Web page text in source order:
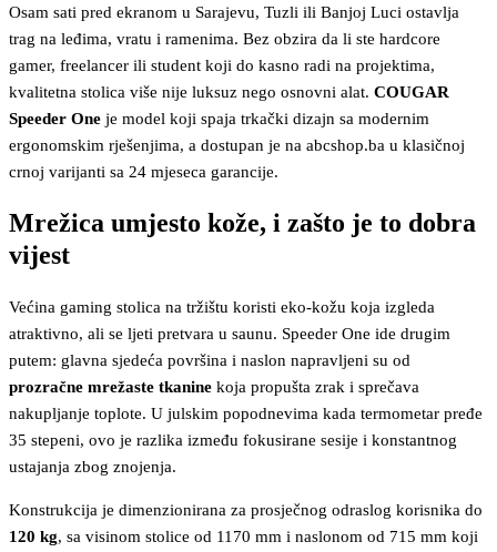
Osam sati pred ekranom u Sarajevu, Tuzli ili Banjoj Luci ostavlja
trag na leđima, vratu i ramenima. Bez obzira da li ste hardcore
gamer, freelancer ili student koji do kasno radi na projektima,
kvalitetna stolica više nije luksuz nego osnovni alat. COUGAR
Speeder One je model koji spaja trkački dizajn sa modernim
ergonomskim rješenjima, a dostupan je na abcshop.ba u klasičnoj
crnoj varijanti sa 24 mjeseca garancije.
Mrežica umjesto kože, i zašto je to dobra
vijest
Većina gaming stolica na tržištu koristi eko-kožu koja izgleda
atraktivno, ali se ljeti pretvara u saunu. Speeder One ide drugim
putem: glavna sjedeća površina i naslon napravljeni su od
prozračne mrežaste tkanine koja propušta zrak i sprečava
nakupljanje toplote. U julskim popodnevima kada termometar pređe
35 stepeni, ovo je razlika između fokusirane sesije i konstantnog
ustajanja zbog znojenja.
Konstrukcija je dimenzionirana za prosječnog odraslog korisnika do
120 kg, sa visinom stolice od 1170 mm i naslonom od 715 mm koji